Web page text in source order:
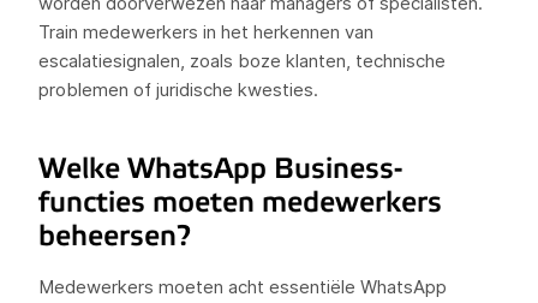
Train medewerkers in het herkennen van
escalatiesignalen, zoals boze klanten, technische
problemen of juridische kwesties.
Welke WhatsApp Business-
functies moeten medewerkers
beheersen?
Medewerkers moeten acht essentiële WhatsApp